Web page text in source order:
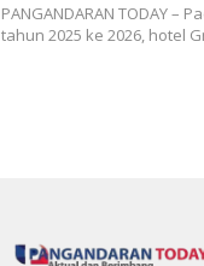
PANGANDARAN TODAY –
tahun 2025 ke 2026, hotel